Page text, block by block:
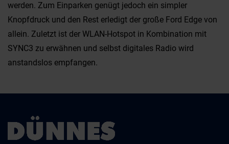
werden. Zum Einparken genügt jedoch ein simpler
Knopfdruck und den Rest erledigt der große Ford Edge von
allein. Zuletzt ist der WLAN-Hotspot in Kombination mit
SYNC3 zu erwähnen und selbst digitales Radio wird
anstandslos empfangen.